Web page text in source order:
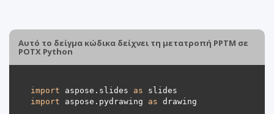
Αυτό το δείγμα κώδικα δείχνει τη μετατροπή PPTM σε
POTX Python
import aspose.slides as
import aspose.pydrawing as